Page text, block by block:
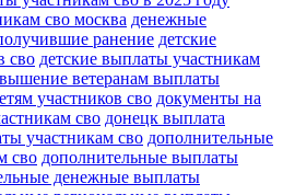
сво москва денежные
ранение детские
сво детские выплаты участникам
ветеранам выплаты
участников сво документы на
сво донецк выплата
участникам сво дополнительные
сво дополнительные выплаты
денежные выплаты